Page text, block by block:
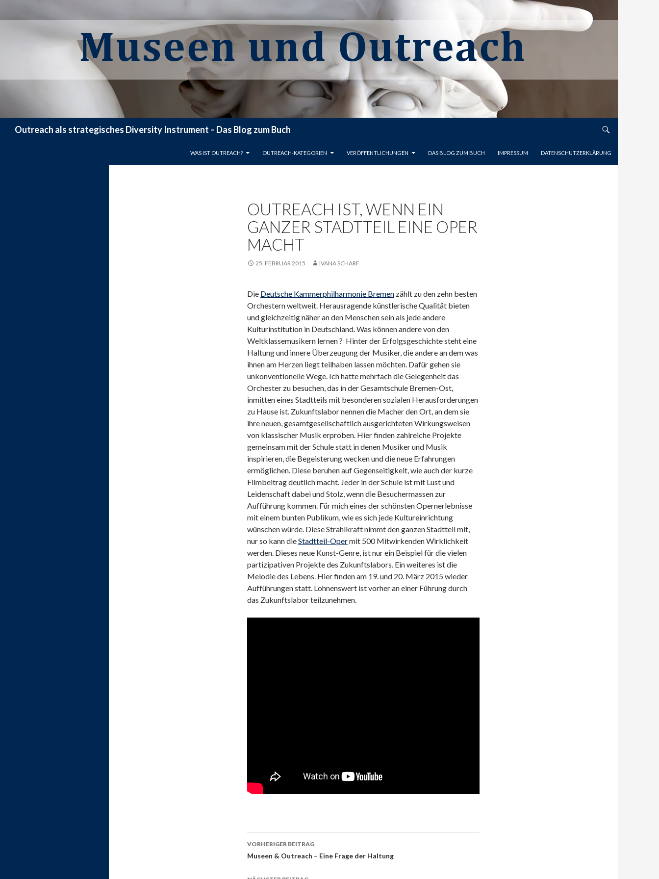
Outreach als strategisches Diversity Instrument – Das Blog zum Buch
WAS IST OUTREACH?
OUTREACH-KATEGORIEN VERÖFFENTLICHUNGEN DAS BLOG ZUM BUCH IMPRESSUM DATENSCHUTZERKLÄRUNG
OUTREACH IST, WENN EIN
GANZER STADTTEIL EINE OPER
MACHT
25. FEBRUAR 2015 IVANA SCHARF
Die Deutsche Kammerphilharmonie Bremen zählt zu den zehn besten
Orchestern weltweit. Herausragende künstlerische Qualität bieten
und gleichzeitig näher an den Menschen sein als jede andere
Kulturinstitution in Deutschland. Was können andere von den
Weltklassemusikern lernen ? Hinter der Erfolgsgeschichte steht eine
Haltung und innere Überzeugung der Musiker, die andere an dem was
ihnen am Herzen liegt teilhaben lassen möchten. Dafür gehen sie
unkonventionelle Wege. Ich hatte mehrfach die Gelegenheit das
Orchester zu besuchen, das in der Gesamtschule Bremen-Ost,
inmitten eines Stadtteils mit besonderen sozialen Herausforderungen
zu Hause ist. Zukunftslabor nennen die Macher den Ort, an dem sie
ihre neuen, gesamtgesellschaftlich ausgerichteten Wirkungsweisen
von klassischer Musik erproben. Hier finden zahlreiche Projekte
gemeinsam mit der Schule statt in denen Musiker und Musik
inspirieren, die Begeisterung wecken und die neue Erfahrungen
ermöglichen. Diese beruhen auf Gegenseitigkeit, wie auch der kurze
Filmbeitrag deutlich macht. Jeder in der Schule ist mit Lust und
Leidenschaft dabei und Stolz, wenn die Besuchermassen zur
Aufführung kommen. Für mich eines der schönsten Opernerlebnisse
mit einem bunten Publikum, wie es sich jede Kultureinrichtung
wünschen würde. Diese Strahlkraft nimmt den ganzen Stadtteil mit,
nur so kann dieStadtteil-Opermit 500 Mitwirkenden Wirklichkeit
werden. Dieses neue Kunst-Genre, ist nur ein Beispiel für die vielen
partizipativen Projekte des Zukunftslabors. Ein weiteres ist die
Melodie des Lebens. Hier finden am 19. und 20. März 2015 wieder
Aufführungen statt. Lohnenswert ist vorher an einer Führung durch
das Zukunftslabor teilzunehmen.
Beitrags-
Navigation
VORHERIGER BEITRAG
Museen & Outreach – Eine Frage der Haltung